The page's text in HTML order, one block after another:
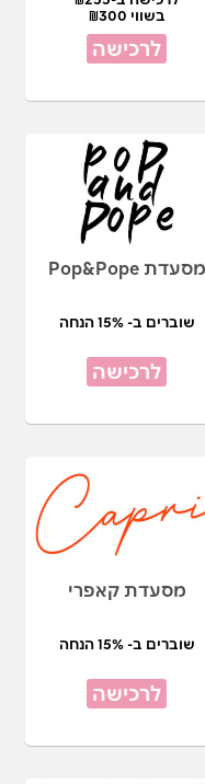
בשווי ₪300
לרכישה
מסעדת Pop&Pope
שוברים ב- 15% הנחה
לרכישה
מסעדת קאפרי
שוברים ב- 15% הנחה
לרכישה